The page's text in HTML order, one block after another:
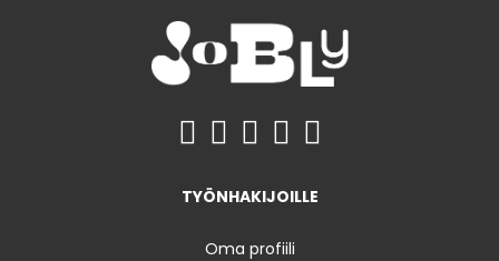
TYÖNHAKIJOILLE
Oma profiili